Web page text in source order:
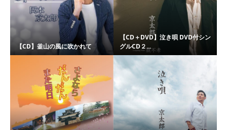
【CD】釜山の風に吹かれて
【CD＋DVD】泣き唄 DVD付シン
グルCD２...